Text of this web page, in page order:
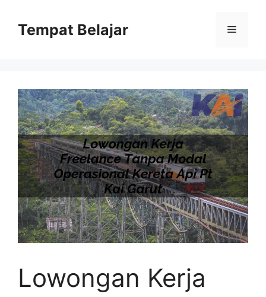
contentTempat Belajar Menu
Lowongan Kerja